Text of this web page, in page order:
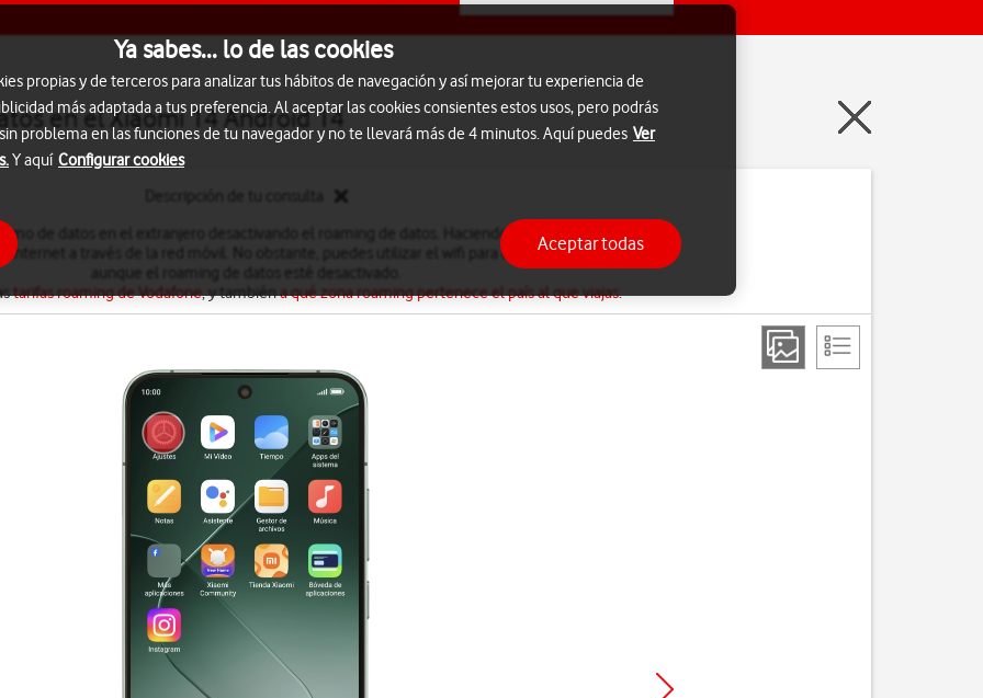
en el Xiaomi 14 Android 14
de datos en el extranjero desactivando el roaming de datos. Haciendo esto el teléfono no
Internet a través de la red móvil. No obstante, puedes utilizar el wifi para conectarte a Internet
tarifas roaming de Vodafone, y tambiéna qué zona roaming pertenece el país al que viajas.
Ya sabes... lo de las cookies
propias y de terceros para analizar tus hábitos de navegación y así mejorar tu experiencia de
más adaptada a tus preferencia. Al aceptar las cookies consientes estos usos, pero podrás
problema en las funciones de tu navegador y no te llevará más de 4 minutos. Aquí puedes Ver
Y aquí Configurar cookies
Aceptar todas